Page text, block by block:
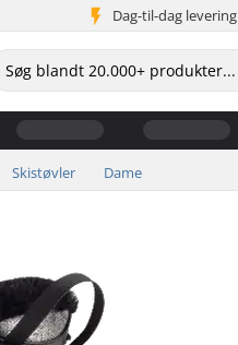
Dag-til-dag levering
Skistøvler Dame